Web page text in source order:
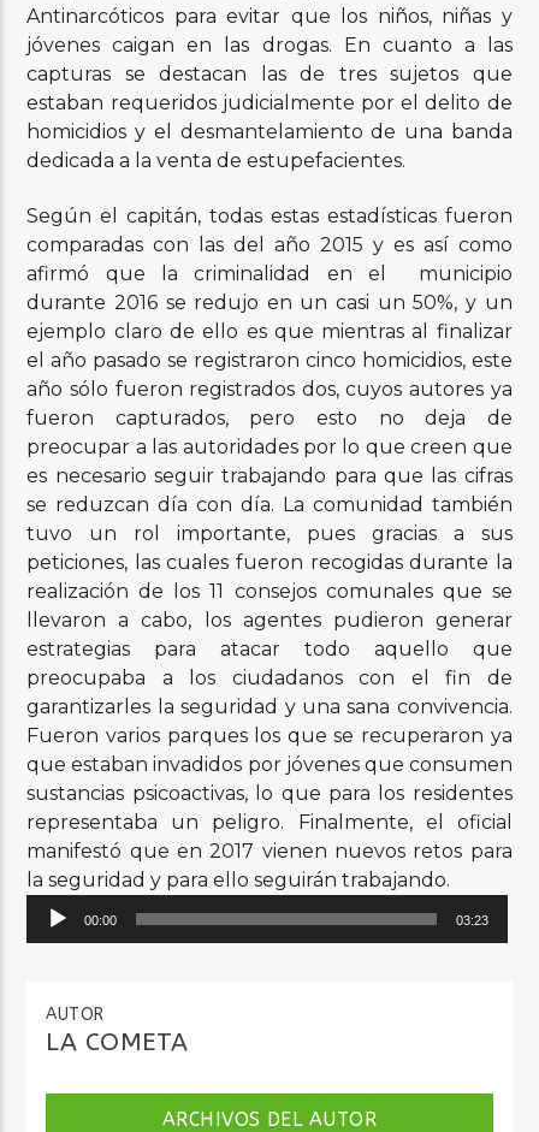
Antinarcóticos para evitar que los niños, niñas y
jóvenes caigan en las drogas. En cuanto a las
capturas se destacan las de tres sujetos que
estaban requeridos judicialmente por el delito de
homicidios y el desmantelamiento de una banda
dedicada a la venta de estupefacientes.
Según el capitán, todas estas estadísticas fueron
comparadas con las del año 2015 y es así como
afirmó que la criminalidad en el municipio
durante 2016 se redujo en un casi un 50%, y un
ejemplo claro de ello es que mientras al finalizar
el año pasado se registraron cinco homicidios, este
año sólo fueron registrados dos, cuyos autores ya
fueron capturados, pero esto no deja de
preocupar a las autoridades por lo que creen que
es necesario seguir trabajando para que las cifras
se reduzcan día con día. La comunidad también
tuvo un rol importante, pues gracias a sus
peticiones, las cuales fueron recogidas durante la
realización de los 11 consejos comunales que se
llevaron a cabo, los agentes pudieron generar
estrategias para atacar todo aquello que
preocupaba a los ciudadanos con el fin de
garantizarles la seguridad y una sana convivencia.
Fueron varios parques los que se recuperaron ya
que estaban invadidos por jóvenes que consumen
sustancias psicoactivas, lo que para los residentes
representaba un peligro. Finalmente, el oficial
manifestó que en 2017 vienen nuevos retos para
la seguridad y para ello seguirán trabajando.
Reproductor
00:00 03:23
AUTOR
LA COMETA
ARCHIVOS DEL AUTOR